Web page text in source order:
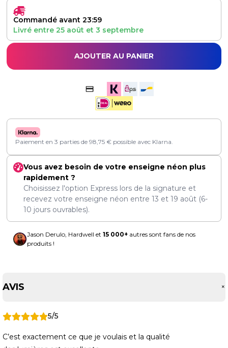
Commandé avant 23:59
Livré entre 25 août et 3 septembre
AJOUTER AU PANIER
Paiement en 3 parties de 98,75 € possible avec Klarna.
Vous avez besoin de votre enseigne néon plus
rapidement ?
Choisissez l'option Express lors de la signature et
recevez votre enseigne néon entre 13 et 19 août (6-
10 jours ouvrables).
Jason Derulo, Hardwell et 15 000+ autres sont fans de nos
produits !
AVIS +
5/5
C’est exactement ce que je voulais et la qualité